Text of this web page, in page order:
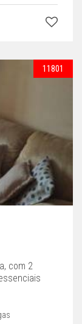
11801
com 2